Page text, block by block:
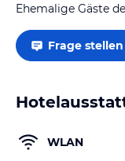
Ehemalige Gäste
Frage stellen
WLAN